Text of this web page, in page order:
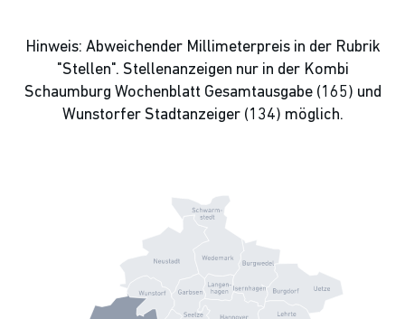
Hinweis: Abweichender Millimeterpreis in der Rubrik
"Stellen". Stellenanzeigen nur in der Kombi
Schaumburg Wochenblatt Gesamtausgabe (165) und
Wunstorfer Stadtanzeiger (134) möglich.